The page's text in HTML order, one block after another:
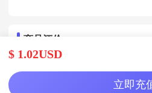
$ 1.02USD
商品评价